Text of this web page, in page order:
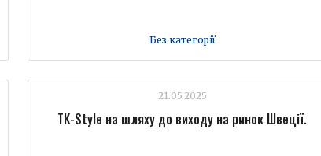
Без категорії
21.05.2025
TK-Style на шляху до виходу на ринок Швеції.